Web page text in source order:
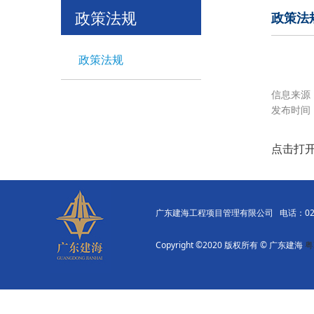
政策法规
政策法规
政策法
信息来源
发布时
点击打
广东建海工程项目管理有限公司 电话：
Copyright ©2020 版权所有 © 广东建海